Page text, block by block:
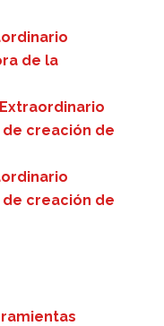
de la
creación de
creación de